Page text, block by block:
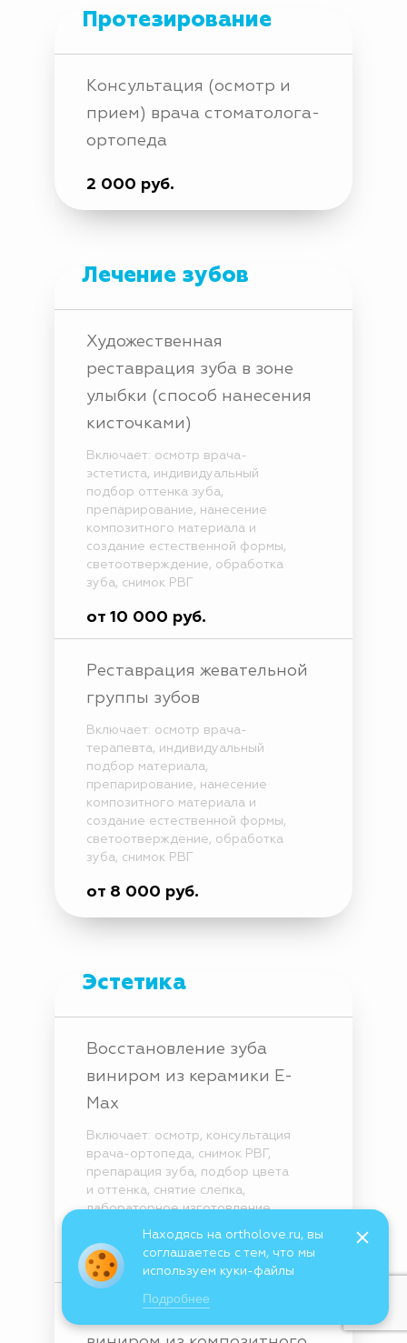
Протезирование
Консультация (осмотр и
прием) врача стоматолога-
ортопеда
2 000 руб.
Лечение зубов
Художественная
реставрация зуба в зоне
улыбки (способ нанесения
кисточками)
Включает: осмотр врача-
эстетиста, индивидуальный
подбор оттенка зуба,
препарирование, нанесение
композитного материала и
создание естественной формы,
светоотверждение, обработка
зуба, снимок РВГ
от 10 000 руб.
Реставрация жевательной
группы зубов
Включает: осмотр врача-
терапевта, индивидуальный
подбор материала,
препарирование, нанесение
композитного материала и
создание естественной формы,
светоотверждение, обработка
зуба, снимок РВГ
от 8 000 руб.
Эстетика
Восстановление зуба
виниром из керамики E-
Max
Включает: осмотр, консультация
врача-ортопеда, снимок РВГ,
препарация зуба, подбор цвета
и оттенка, снятие слепка,
лабораторное изготовление
от 40 000 руб.
Находясь на ortholove.ru, вы
соглашаетесь с тем, что мы
используем куки-файлы
Подробнее